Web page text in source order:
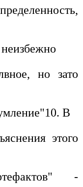
но зато
В
этого
-